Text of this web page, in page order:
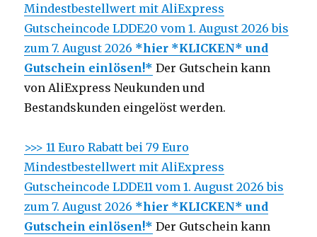
Mindestbestellwert mit AliExpress
Gutscheincode LDDE20 vom 1. August 2026 bis
zum 7. August 2026 *hier *KLICKEN* und
Gutschein einlösen!* Der Gutschein kann
von AliExpress Neukunden und
Bestandskunden eingelöst werden.
>>> 11 Euro Rabatt bei 79 Euro
Mindestbestellwert mit AliExpress
Gutscheincode LDDE11 vom 1. August 2026 bis
zum 7. August 2026 *hier *KLICKEN* und
Gutschein einlösen!* Der Gutschein kann